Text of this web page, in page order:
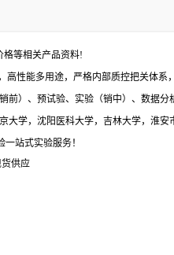
格等相关产品资料!
性能多用途，严格内部质控把关体
）、预试验、实验（销中）、数据分
大学，沈阳医科大学，吉林大学，淮
站式实验服务！
供应